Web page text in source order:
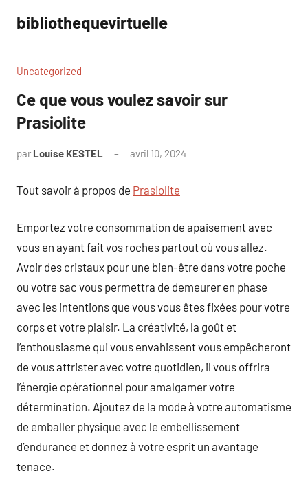
contenu
bibliothequevirtuelle
Uncategorized
Ce que vous voulez savoir sur
Prasiolite
par Louise KESTEL avril 10, 2024
Tout savoir à propos de Prasiolite
Emportez votre consommation de apaisement avec
vous en ayant fait vos roches partout où vous allez.
Avoir des cristaux pour une bien-être dans votre poche
ou votre sac vous permettra de demeurer en phase
avec les intentions que vous vous êtes fixées pour votre
corps et votre plaisir. La créativité, la goût et
l’enthousiasme qui vous envahissent vous empêcheront
de vous attrister avec votre quotidien, il vous offrira
l’énergie opérationnel pour amalgamer votre
détermination. Ajoutez de la mode à votre automatisme
de emballer physique avec le embellissement
d’endurance et donnez à votre esprit un avantage
tenace.